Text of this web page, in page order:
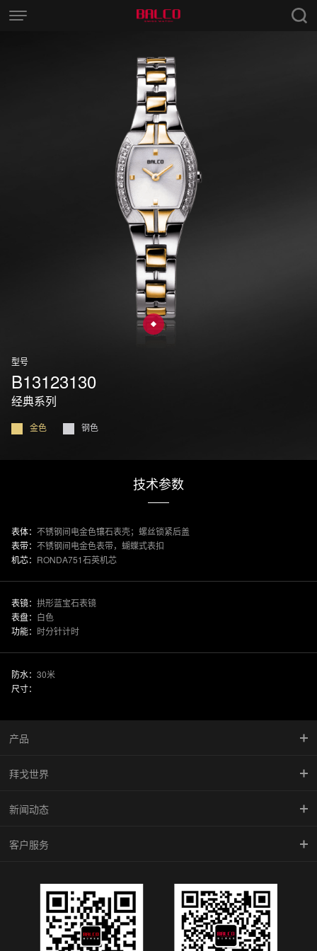
型号
B13123130
经典系列
金色 钢色
技术参数
表体： 不锈钢间电金色镶石表壳；螺丝锁紧后盖
表带： 不锈钢间电金色表带，蝴蝶式表扣
机芯： RONDA751石英机芯
表镜： 拱形蓝宝石表镜
表盘： 白色
功能： 时分针计时
防水： 30米
尺寸：
产品
慧智金·尚品系列
竞速系列
型动系列
拜戈世界
品牌传承
馆藏珍品
新闻动态
新闻中心
客户服务